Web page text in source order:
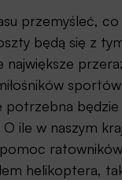
przemyśleć,
będą się z
największe
potrzebna
ile w naszym
helikoptera,